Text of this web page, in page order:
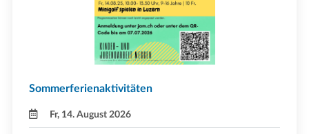
Sommerferienaktivitäten
Fr, 14. August 2026